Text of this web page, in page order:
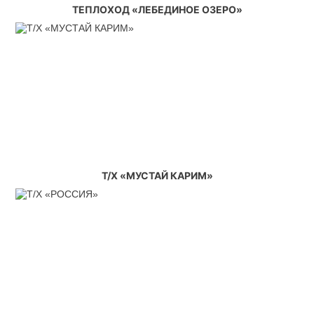
ТЕПЛОХОД «ЛЕБЕДИНОЕ ОЗЕРО»
Т/Х «МУСТАЙ КАРИМ»